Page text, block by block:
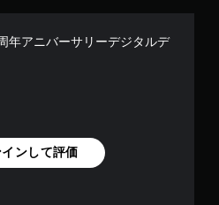
年アニバーサリーデジタルデ
ンして評価